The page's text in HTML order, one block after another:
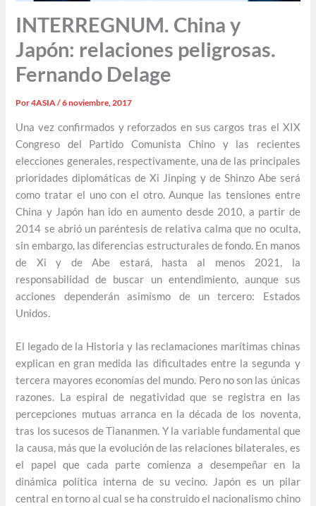
INTERREGNUM. China y
Japón: relaciones peligrosas.
Fernando Delage
Por4ASIA/6 noviembre, 2017
Una vez confirmados y reforzados en sus cargos tras el XIX
Congreso del Partido Comunista Chino y las recientes
elecciones generales, respectivamente, una de las principales
prioridades diplomáticas de Xi Jinping y de Shinzo Abe será
como tratar el uno con el otro. Aunque las tensiones entre
China y Japón han ido en aumento desde 2010, a partir de
2014 se abrió un paréntesis de relativa calma que no oculta,
sin embargo, las diferencias estructurales de fondo. En manos
de Xi y de Abe estará, hasta al menos 2021, la
responsabilidad de buscar un entendimiento, aunque sus
acciones dependerán asimismo de un tercero: Estados
Unidos.
El legado de la Historia y las reclamaciones marítimas chinas
explican en gran medida las dificultades entre la segunda y
tercera mayores economías del mundo. Pero no son las únicas
razones. La espiral de negatividad que se registra en las
percepciones mutuas arranca en la década de los noventa,
tras los sucesos de Tiananmen. Y la variable fundamental que
la causa, más que la evolución de las relaciones bilaterales, es
el papel que cada parte comienza a desempeñar en la
dinámica política interna de su vecino. Japón es un pilar
central en torno al cual se ha construido el nacionalismo chino